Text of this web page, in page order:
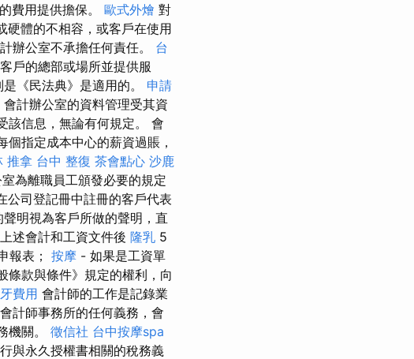
費用提供擔保。 歐式外燴 對
硬體的不相容，或客戶在使用
辦公室不承擔任何責任。 台
戶的總部或場所並提供服
《民法典》是適用的。 申請
計辦公室的資料管理受其資
該信息，無論有何規定。 會
指定成本中心的薪資過賬，
推拿 台中 整復 茶會點心 沙鹿
為離職員工頒發必要的規定
公司登記冊中註冊的客戶代表
明視為客戶所做的聲明，直
述會計和工資文件後 隆乳 5
報表； 按摩 - 如果是工資單
條款與條件》規定的權利，向
費用 會計師的工作是記錄業
計師事務所的任何義務，會
機關。 徵信社 台中按摩spa
與永久授權書相關的稅務義